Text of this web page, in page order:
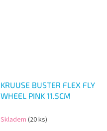
KRUUSE BUSTER FLEX FLY
WHEEL PINK 11.5CM
Skladem (20 ks)